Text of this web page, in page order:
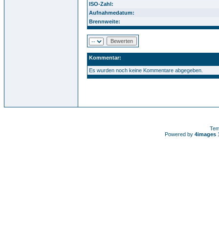
ISO-Zahl:
Aufnahmedatum:
Brennweite:
Kommentar:
Es wurden noch keine Kommentare abgegeben.
Powered by 4images